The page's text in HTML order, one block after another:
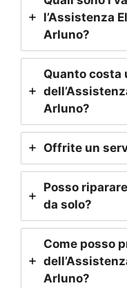
l’Assistenza
Arluno?
Quanto costa
Arluno?
Offrite un
Posso
da solo?
Come posso
Arluno?